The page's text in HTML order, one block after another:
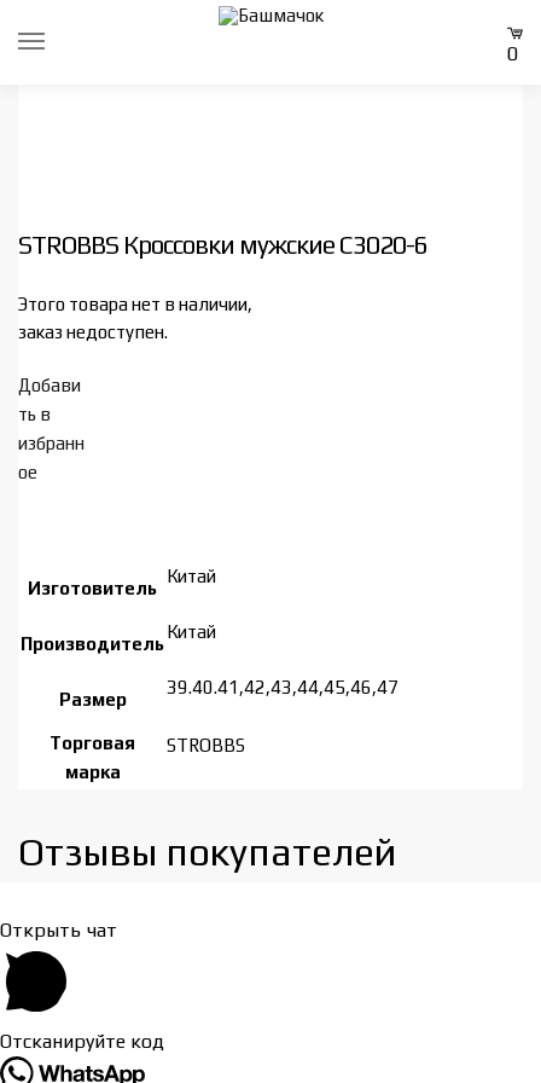
0
STROBBS Кроссовки мужские C3020-6
Этого товара нет в наличии,
заказ недоступен.
Добави
ть в
избранн
ое
Изготовитель
Китай
Производитель
Китай
Размер
39.40.41,42,43,44,45,46,47
Торговая
марка
STROBBS
Отзывы покупателей​
Открыть чат
Отсканируйте код